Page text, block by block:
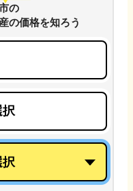
の
の価格を知ろう